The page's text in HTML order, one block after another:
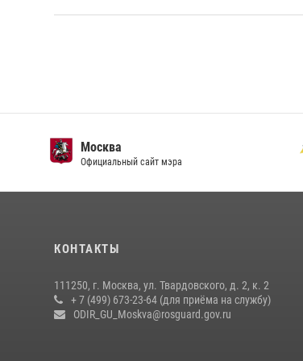
Москва
Официальный сайт мэра
КОНТАКТЫ
111250, г. Москва, ул. Твардовского, д. 2, к. 2
+ 7 (499) 673-23-64 (для приёма на службу)
ODIR_GU_Moskva@rosguard.gov.ru